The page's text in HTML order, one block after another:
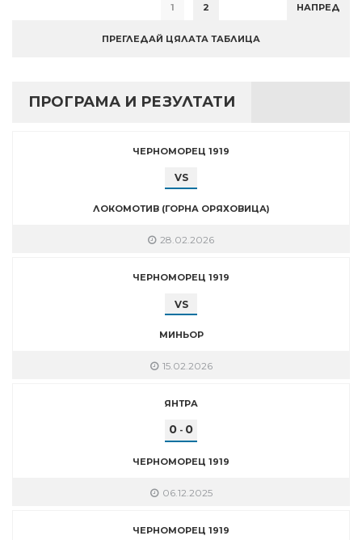
1 2 НАПРЕД
ПРЕГЛЕДАЙ ЦЯЛАТА ТАБЛИЦА
ПРОГРАМА И РЕЗУЛТАТИ
ЧЕРНОМОРЕЦ 1919
VS
ЛОКОМОТИВ (ГОРНА ОРЯХОВИЦА)
28.02.2026
ЧЕРНОМОРЕЦ 1919
VS
МИНЬОР
15.02.2026
ЯНТРА
0 - 0
ЧЕРНОМОРЕЦ 1919
06.12.2025
ЧЕРНОМОРЕЦ 1919